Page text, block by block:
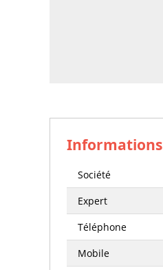
Informations
Société
Expert
Téléphone
Mobile